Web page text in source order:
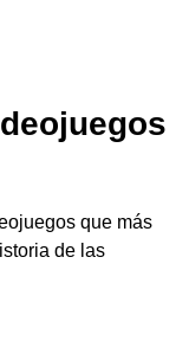
que más
de las